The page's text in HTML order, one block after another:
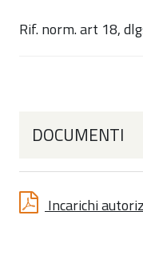
Rif. norm. art 18,
DOCUMENTI
Incarichi